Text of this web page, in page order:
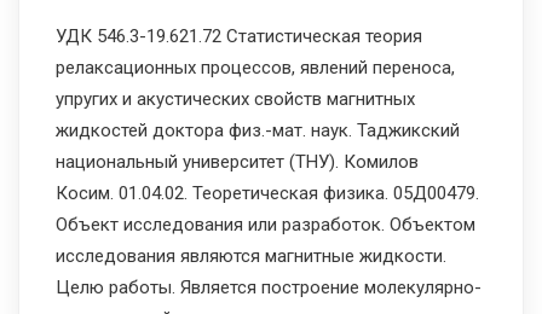
УДК 546.3-19.621.72 Статистическая теория
релаксационных процессов, явлений переноса,
упругих и акустических свойств магнитных
жидкостей доктора физ.-мат. наук. Таджикский
национальный университет (ТНУ). Комилов
Косим. 01.04.02. Теоретическая физика. 05Д00479.
Объект исследования или разработок. Объектом
исследования являются магнитные жидкости.
Целю работы. Является построение молекулярно-